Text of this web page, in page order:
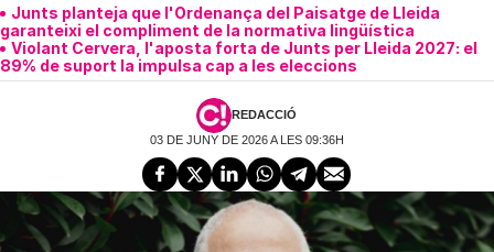
Junts planteja que l'Ordenança del Paisatge de Lleida
garanteixi el compliment de la normativa lingüística
Violant Cervera, l'aposta forta de Junts per Lleida 2027: el
89% de suport la impulsa cap a les eleccions
REDACCIÓ
03 DE JUNY DE 2026 A LES 09:36H